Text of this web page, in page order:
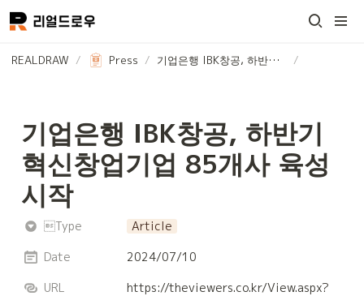
REALDRAW / Press / 기업은행 IBK창공, 하반기 혁신창업기업 85개사 육성 시작 /
기업은행 IBK창공, 하반기
혁신창업기업 85개사 육성
시작
Type
Article
Date
2024/07/10
URL
https://theviewers.co.kr/View.aspx?